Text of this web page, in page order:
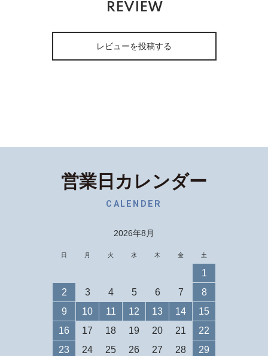
REVIEW
レビューを投稿する
営業日カレンダー
CALENDER
2026年8月
日 月 火 水 木 金 土
1
2
3 4 5 6 7
8
9
10 11 12 13 14
15
16
17 18 19 20 21
22
23
24 25 26 27 28
29